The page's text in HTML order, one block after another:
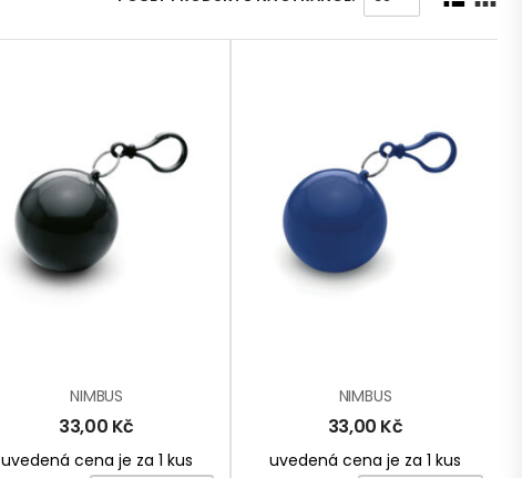
NIMBUS
33,00 Kč
uvedená cena je za 1 kus
NIMBUS
33,00 Kč
uvedená cena je za 1 kus